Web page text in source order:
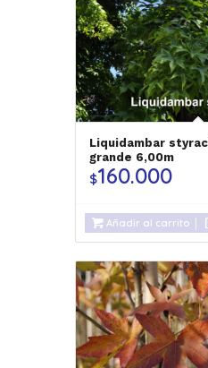
Liquidambar
grande 6,00m
$160.000
Añadir al carrito